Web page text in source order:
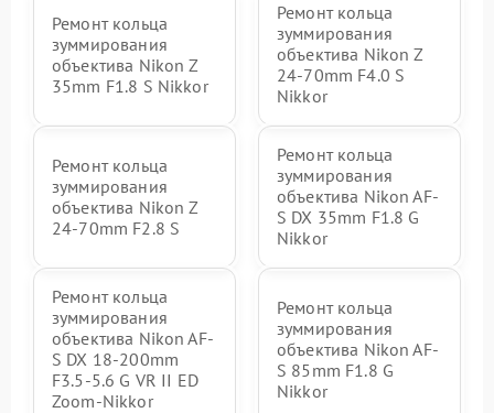
Ремонт кольца
зуммирования
объектива Nikon Z
35mm F1.8 S Nikkor
Ремонт кольца
зуммирования
объектива Nikon Z
24-70mm F4.0 S
Nikkor
Ремонт кольца
зуммирования
объектива Nikon Z
24-70mm F2.8 S
Ремонт кольца
зуммирования
объектива Nikon AF-
S DX 35mm F1.8 G
Nikkor
Ремонт кольца
зуммирования
объектива Nikon AF-
S DX 18-200mm
F3.5-5.6 G VR II ED
Zoom-Nikkor
Ремонт кольца
зуммирования
объектива Nikon AF-
S 85mm F1.8 G
Nikkor